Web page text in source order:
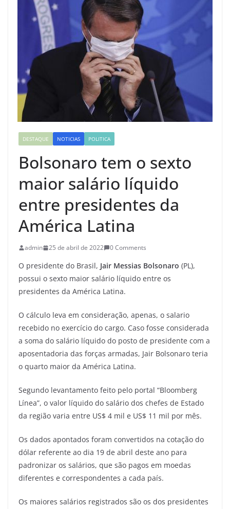
DESTAQUE NOTICIAS POLITICA
Bolsonaro tem o sexto
maior salário líquido
entre presidentes da
América Latina
admin 25 de abril de 2022 0 Comments
O presidente do Brasil, Jair Messias Bolsonaro (PL),
possui o sexto maior salário líquido entre os
presidentes da América Latina.
O cálculo leva em consideração, apenas, o salario
recebido no exercício do cargo. Caso fosse considerada
a soma do salário líquido do posto de presidente com a
aposentadoria das forças armadas, Jair Bolsonaro teria
o quarto maior da América Latina.
Segundo levantamento feito pelo portal “Bloomberg
Línea”, o valor líquido do salário dos chefes de Estado
da região varia entre US$ 4 mil e US$ 11 mil por mês.
Os dados apontados foram convertidos na cotação do
dólar referente ao dia 19 de abril deste ano para
padronizar os salários, que são pagos em moedas
diferentes e correspondentes a cada país.
Os maiores salários registrados são os dos presidentes